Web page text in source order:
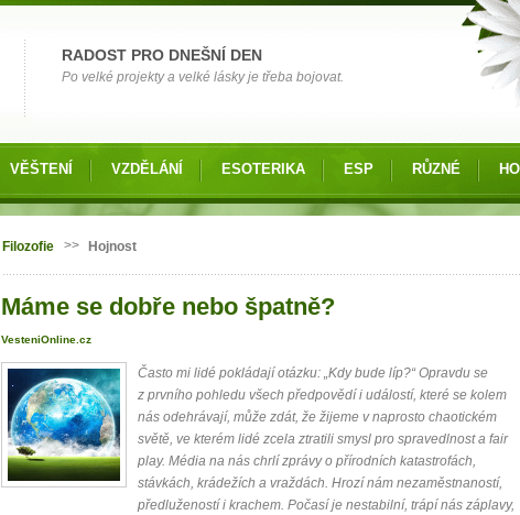
RADOST PRO DNEŠNÍ DEN
Po velké projekty a velké lásky je třeba bojovat.
VĚŠTENÍ VZDĚLÁNÍ ESOTERIKA ESP RŮZNÉ
Jste zde
Filozofie >> Hojnost
Máme se dobře nebo špatně?
VesteniOnline.cz
Často mi lidé pokládají otázku: „Kdy bude líp?“ Opravdu se
z prvního pohledu všech předpovědí i událostí, které se kolem
nás odehrávají, může zdát, že žijeme v naprosto chaotickém
světě, ve kterém lidé zcela ztratili smysl pro spravedlnost a fair
play. Média na nás chrlí zprávy o přírodních katastrofách,
stávkách, krádežích a vraždách. Hrozí nám nezaměstnaností,
předlužeností i krachem. Počasí je nestabilní, trápí nás záplavy,